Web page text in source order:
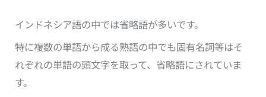
インドネシア語の中では省略語が多いです。
特に複数の単語から成る熟語の中でも固有名詞等はそ
れぞれの単語の頭文字を取って、省略語にされていま
す。